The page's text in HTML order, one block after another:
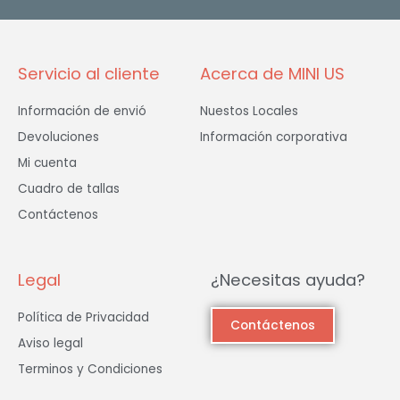
Servicio al cliente
Información de envió
Devoluciones
Mi cuenta
Cuadro de tallas
Contáctenos
Acerca de MINI US
Nuestos Locales
Información corporativa
Legal
Política de Privacidad
Aviso legal
Terminos y Condiciones
¿Necesitas ayuda?
Contáctenos